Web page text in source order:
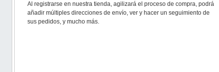
Al registrarse en nuestra tienda, agilizará el proceso de compra, podrá
añadir múltiples direcciones de envío, ver y hacer un seguimiento de
sus pedidos, y mucho más.